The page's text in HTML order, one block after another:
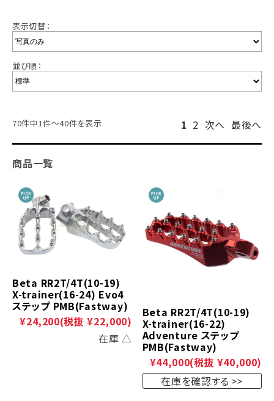
表示切替：
並び順：
70件中1件～40件を表示 1 2 次へ 最後へ
商品一覧
Beta RR2T/4T(10-19)
X-trainer(16-24) Evo4
ステップ PMB(Fastway)
¥24,200(税抜 ¥22,000)
在庫 △
Beta RR2T/4T(10-19)
X-trainer(16-22)
Adventure ステップ
PMB(Fastway)
¥44,000(税抜 ¥40,000)
在庫を確認する